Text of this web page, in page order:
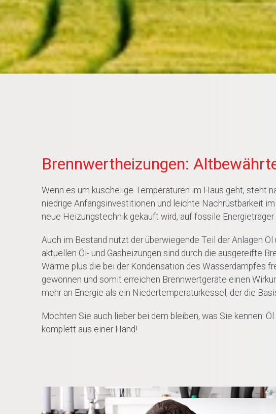
Brennwertheizungen:
Wenn es um kuschelige Temperaturen im Haus geht, steht
niedrige Anfangsinvestitionen und leichte Nachrüstbarkeit
neue Heizungstechnik gekauft wird, auf fossile Energieträger
Auch im Bestand nutzt der überwiegende Teil der Anlagen
aktuellen Öl- und Gasheizungen sind durch die ausgereifte
Wärme plus die bei der Kondensation des Wasserdampfes
gewonnen und somit erreichen Brennwertgeräte einen
mehr an Energie als ein Niedertemperaturkessel, der die
Möchten Sie auch lieber bei dem bleiben, was Sie kennen:
komplett aus einer Hand!